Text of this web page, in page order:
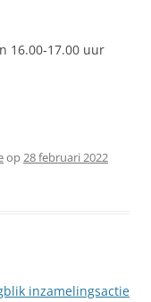
16.00-17.00 uur
op28 februari 2022
inzamelingsactie